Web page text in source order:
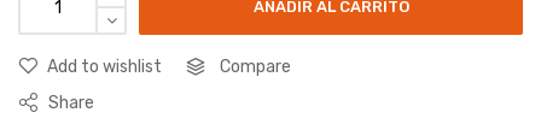
AÑADIR AL CARRITO
Add to wishlist
Compare
Share